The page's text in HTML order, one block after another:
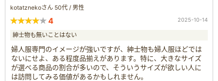
kotatznekoさん 50代 / 男性
4 2025-10-14
紳士物も無いことはない
婦人服専門のイメージが強いですが、紳士物も婦人服ほどでは
ないにせよ、ある程度品揃えがあります。特に、大きなサイズ
が選べる商品の割合が多いので、そういうサイズが欲しい人に
は訪問してみる価値があるかもしれません。